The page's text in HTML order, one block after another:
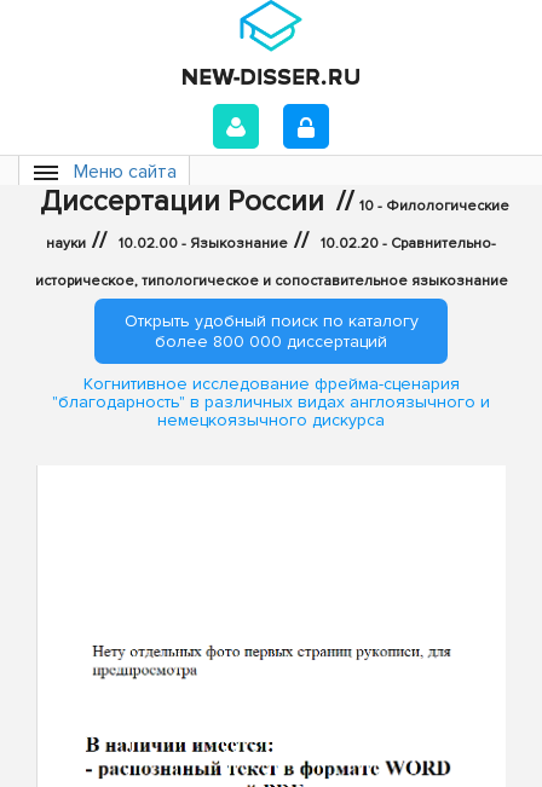
Меню сайта
Диссертации России // 10 - Филологические
науки // 10.02.00 - Языкознание // 10.02.20 - Сравнительно-
историческое, типологическое и сопоставительное языкознание
Открыть удобный поиск по каталогу
более 800 000 диссертаций
Когнитивное исследование фрейма-сценария
"благодарность" в различных видах англоязычного и
немецкоязычного дискурса